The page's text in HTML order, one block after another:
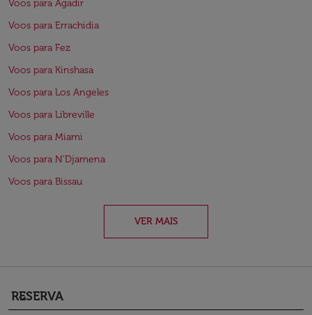
Voos para Agadir
Voos para Errachidia
Voos para Fez
Voos para Kinshasa
Voos para Los Angeles
Voos para Libreville
Voos para Miami
Voos para N'Djamena
Voos para Bissau
VER MAIS
RESERVA
keyboard_arrow_down